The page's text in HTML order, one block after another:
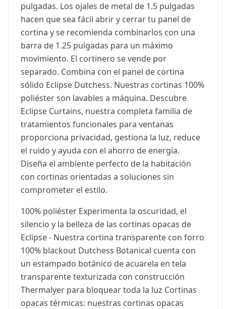
pulgadas. Los ojales de metal de 1.5 pulgadas
hacen que sea fácil abrir y cerrar tu panel de
cortina y se recomienda combinarlos con una
barra de 1.25 pulgadas para un máximo
movimiento. El cortinero se vende por
separado. Combina con el panel de cortina
sólido Eclipse Dutchess. Nuestras cortinas 100%
poliéster son lavables a máquina. Descubre
Eclipse Curtains, nuestra completa familia de
tratamientos funcionales para ventanas
proporciona privacidad, gestiona la luz, reduce
el ruido y ayuda con el ahorro de energía.
Diseña el ambiente perfecto de la habitación
con cortinas orientadas a soluciones sin
comprometer el estilo.
100% poliéster Experimenta la oscuridad, el
silencio y la belleza de las cortinas opacas de
Eclipse - Nuestra cortina transparente con forro
100% blackout Dutchess Botanical cuenta con
un estampado botánico de acuarela en tela
transparente texturizada con construcción
Thermalyer para bloquear toda la luz Cortinas
opacas térmicas: nuestras cortinas opacas